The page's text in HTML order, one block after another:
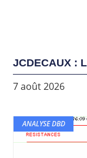
JCDECAUX :
7 août 2026
ANALYSE DBD